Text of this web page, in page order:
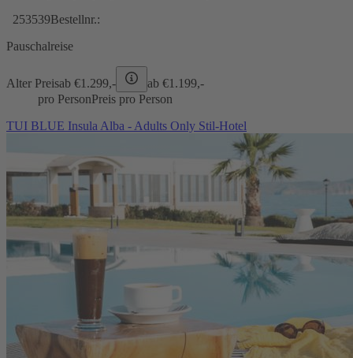
253539Bestellnr.:
Pauschalreise
Alter Preisab €1.299,- ab €1.199,-
pro PersonPreis pro Person
TUI BLUE Insula Alba - Adults Only Stil-Hotel